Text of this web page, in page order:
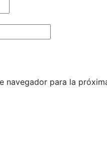
navegador para la